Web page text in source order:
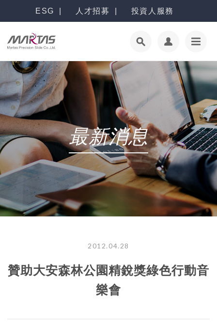
ESG 人才招募 投資人服務
最新消息
2012.04.28
贊助大安森林公園精銳獎綠色行動音
樂會